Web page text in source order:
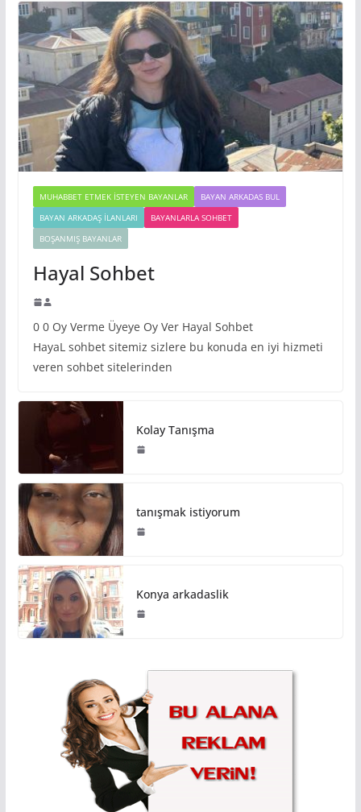
MUHABBET ETMEK İSTEYEN BAYANLAR
BAYAN ARKADAS BUL
BAYAN ARKADAŞ İLANLARI
BAYANLARLA SOHBET
BOŞANMIŞ BAYANLAR
Hayal Sohbet
0 0 Oy Verme Üyeye Oy Ver Hayal Sohbet
HayaL sohbet sitemiz sizlere bu konuda en iyi hizmeti
veren sohbet sitelerinden
Kolay Tanışma
tanışmak istiyorum
Konya arkadaslik